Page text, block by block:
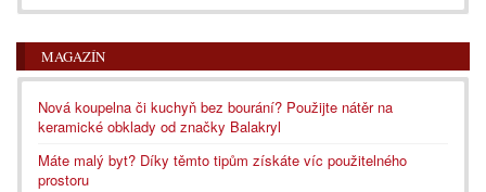
MAGAZÍN
Nová koupelna či kuchyň bez bourání? Použijte nátěr na
keramické obklady od značky Balakryl
Máte malý byt? Díky těmto tipům získáte víc použitelného
prostoru